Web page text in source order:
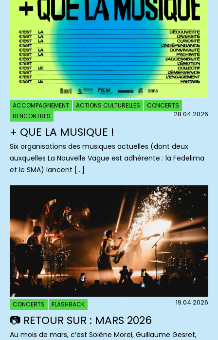
ACCOMPAGNEMENT ACTIONS CULTURELLES
CONCERTS
RENCONTRES
28.04.2026
+ QUE LA MUSIQUE !
Six organisations des musiques actuelles (dont deux
auxquelles La Nouvelle Vague est adhérente : la Fedelima
et le SMA) lancent […]
CONCERTS FLASHBACK 19.04.2026
📷 RETOUR SUR : MARS 2026
Au mois de mars, c’est Solène Morel, Guillaume Gesret,